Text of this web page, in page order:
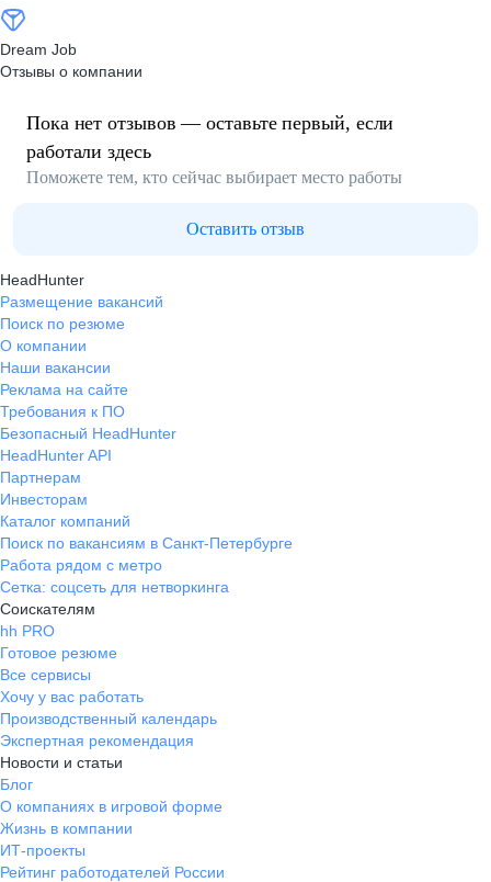
Dream Job
Отзывы о компании
Пока нет отзывов — оставьте первый, если
работали здесь
Поможете тем, кто сейчас выбирает место работы
Оставить отзыв
HeadHunter
Размещение вакансий
Поиск по резюме
О компании
Наши вакансии
Реклама на сайте
Требования к ПО
Безопасный HeadHunter
HeadHunter API
Партнерам
Инвесторам
Каталог компаний
Поиск по вакансиям в Санкт-Петербурге
Работа рядом с метро
Сетка: соцсеть для нетворкинга
Соискателям
hh PRO
Готовое резюме
Все сервисы
Хочу у вас работать
Производственный календарь
Экспертная рекомендация
Новости и статьи
Блог
О компаниях в игровой форме
Жизнь в компании
ИТ-проекты
Рейтинг работодателей России